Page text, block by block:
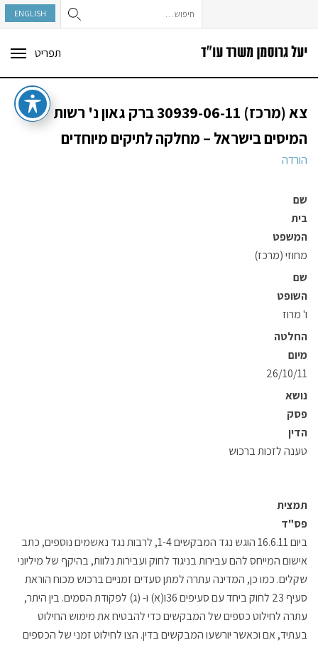
ENGLISH
תפריט
צא (מרכז) 30939-06-11 ברק גאון נ' רשות
המיסים בישראל – מחלקה לתיקים מיוחדים
הורדה
שם
בית
המשפט
מחוזי (מרכז)
שם
השופט
ו' מרוז
החלטה
מיום
26/10/11
נושא
פסק
הדין
טענה לזכות ברכוש
תמצית
פס"ד
ביום 16.6.11 הוגש נגד המבקשים 1-4, לרבות נגד נאשמים נוספים, כתב
אישום המייחס להם עבירות בניגוד לחוק ועבירות נלוות, בהיקף של מיליוני
שקלים. כמו כן, המדינה עתרה למתן סעדים זמניים ברכוש מכוח הוראת
סעיף 23 לחוק ביחד עם סעיפים 36ו(א) ו- (ג) לפקודת הסמים. בין היתר,
עתרה לחילוט כספים של המבקשים כדי להבטיח את מימוש החילוט
בעתיד, אם וכאשר יורשעו המבקשים בדין. הצו לחילוט זמני של הכספים